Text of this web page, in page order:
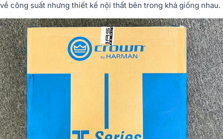
về công suất nhưng thiết kế nội thất bên trong khá giống nhau.